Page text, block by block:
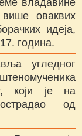
оваквих
идеја,
година.
угледног
који је на
од